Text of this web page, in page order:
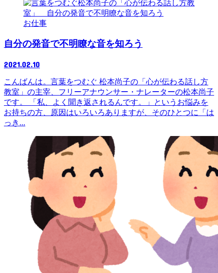
お仕事
自分の発音で不明瞭な音を知ろう
2021.02.10
こんばんは。言葉をつむぐ 松本尚子の「心が伝わる話し方
教室」の主宰、フリーアナウンサー・ナレーターの松本尚子
です。 「私、よく聞き返されるんです。」というお悩みを
お持ちの方、原因はいろいろありますが、そのひとつに「は
っき...